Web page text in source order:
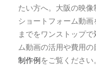
たい方へ。大阪の映
ショートフォーム動
までをワンストップ
ム動画の活用や費用の
制作例をご覧くださ